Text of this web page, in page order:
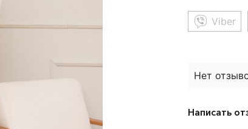
Viber
Нет
Написать